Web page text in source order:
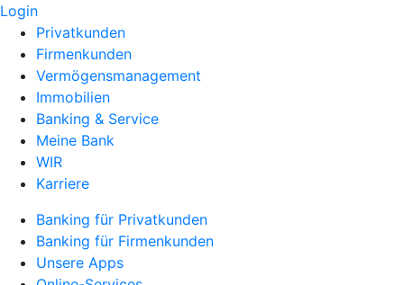
Login
Privatkunden
Firmenkunden
Vermögensmanagement
Immobilien
Banking & Service
Meine Bank
WIR
Karriere
Banking für Privatkunden
Banking für Firmenkunden
Unsere Apps